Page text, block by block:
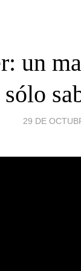
un
sólo
29 DE